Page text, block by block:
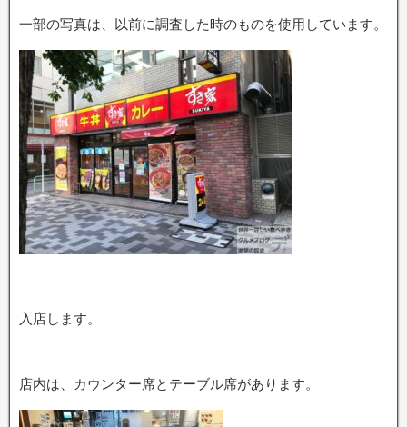
一部の写真は、以前に調査した時のものを使用しています。
入店します。
店内は、カウンター席とテーブル席があります。